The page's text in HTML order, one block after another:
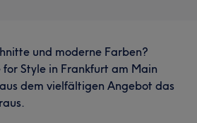
und moderne Farben?
for Style in Frankfurt am Main
dem vielfältigen Angebot das